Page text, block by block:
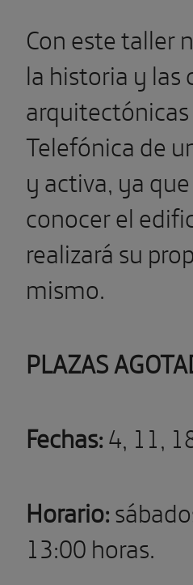
Con este taller
la historia y las
Telefónica de
y activa, ya
conocer el
realizará su
mismo.
PLAZAS
Fechas:4, 11,
Horario:
13:00 horas.